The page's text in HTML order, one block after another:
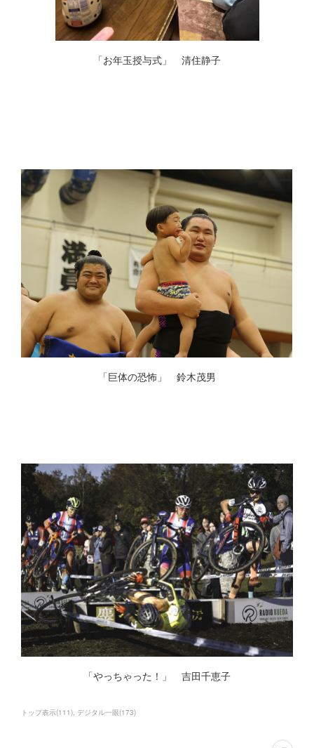
「お年玉授与式」 清住静子
「巨体の恐怖」 鈴木茂男
「やっちゃった！」 吉田千恵子
トップ表示(111) デジタル一眼(173)